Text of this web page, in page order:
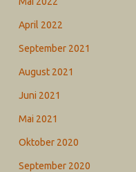
April 2022
September 2021
August 2021
Juni 2021
Mai 2021
Oktober 2020
September 2020